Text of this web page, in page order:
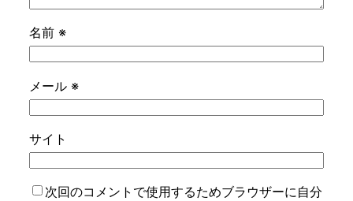
名前 ※
メール ※
サイト
次回のコメントで使用するためブラウザーに自分